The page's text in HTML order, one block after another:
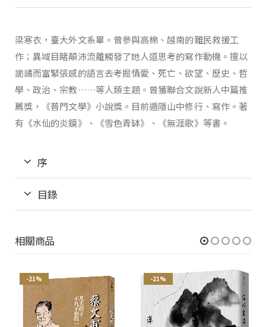
梁寒衣，臺大外文系畢。曾參與高棉、越南的難民救援工
作；異域目睹顛沛流離觸發了她人道思考的寫作動機。擅以
詭譎而富緊張感的語言去考掘情愛、死亡、欲望、歷史、哲
學、政治、宗教……等人類主題。曾獲聯合文說新人中篇推
薦獎，《普門文學》小說獎。目前遁隱山中修行、寫作。著
有《水仙的炎鏡》、《雪色青缽》、《無涯歌》等書。
序
目錄
相關商品
-21% -21%